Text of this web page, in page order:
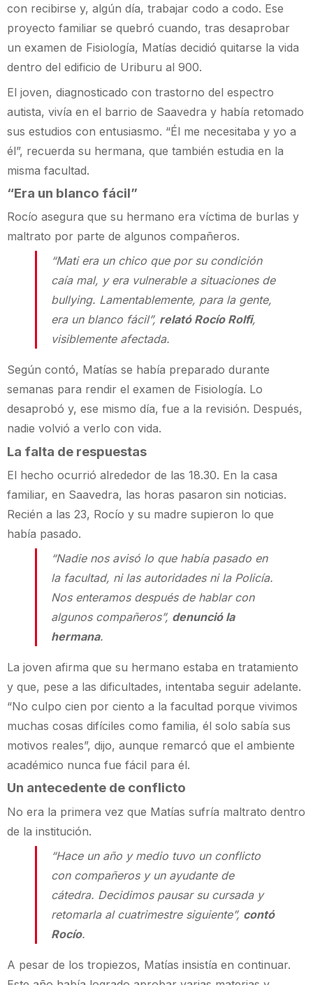
con recibirse y, algún día, trabajar codo a codo. Ese
proyecto familiar se quebró cuando, tras desaprobar
un examen de Fisiología, Matías decidió quitarse la vida
dentro del edificio de Uriburu al 900.
El joven, diagnosticado con trastorno del espectro
autista, vivía en el barrio de Saavedra y había retomado
sus estudios con entusiasmo. “Él me necesitaba y yo a
él”, recuerda su hermana, que también estudia en la
misma facultad.
“Era un blanco fácil”
Rocío asegura que su hermano era víctima de burlas y
maltrato por parte de algunos compañeros.
“Mati era un chico que por su condición
caía mal, y era vulnerable a situaciones de
bullying. Lamentablemente, para la gente,
era un blanco fácil”, relató Rocío Rolfi,
visiblemente afectada.
Según contó, Matías se había preparado durante
semanas para rendir el examen de Fisiología. Lo
desaprobó y, ese mismo día, fue a la revisión. Después,
nadie volvió a verlo con vida.
La falta de respuestas
El hecho ocurrió alrededor de las 18.30. En la casa
familiar, en Saavedra, las horas pasaron sin noticias.
Recién a las 23, Rocío y su madre supieron lo que
había pasado.
“Nadie nos avisó lo que había pasado en
la facultad, ni las autoridades ni la Policía.
Nos enteramos después de hablar con
algunos compañeros”, denunció la
hermana.
La joven afirma que su hermano estaba en tratamiento
y que, pese a las dificultades, intentaba seguir adelante.
“No culpo cien por ciento a la facultad porque vivimos
muchas cosas difíciles como familia, él solo sabía sus
motivos reales”, dijo, aunque remarcó que el ambiente
académico nunca fue fácil para él.
Un antecedente de conflicto
No era la primera vez que Matías sufría maltrato dentro
de la institución.
“Hace un año y medio tuvo un conflicto
con compañeros y un ayudante de
cátedra. Decidimos pausar su cursada y
retomarla al cuatrimestre siguiente”, contó
Rocío.
A pesar de los tropiezos, Matías insistía en continuar.